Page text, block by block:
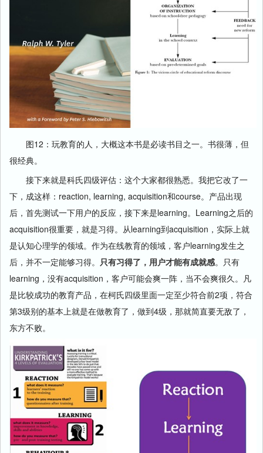
图12：玩教育的人，大概这本书是必读书目之一。书很薄，但
很经典。
接下来就是科氏四级评估：这个大家都很熟悉。我把它改了一
下，成这样：reaction, learning, acquisition和course。产品出现
后，首先测试一下用户的反应，接下来是learning。Learning之后的
acquisition很重要，就是习得。从learning到acquisition，实际上就
是认知心理学的领域。作为在线教育的领域，客户learning发生之
后，并不一定能够习得。 只有习得了，用户才能有成就感。只有
learning，没有acquisition，客户可能会爽一阵，当不会爽很久。凡
是比较成功的教育产品，在柯氏四级里面一定至少符合前2项，符合
第3级别的基本上就是在做教育了，做到4级，那就简直要无敌了，
东方不败。